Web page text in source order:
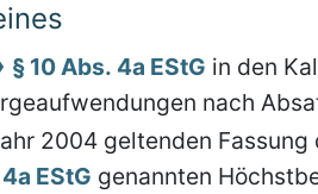
§ 10 Abs. 4a EStG in den
nach
2004 geltenden Fassung
EStG genannten